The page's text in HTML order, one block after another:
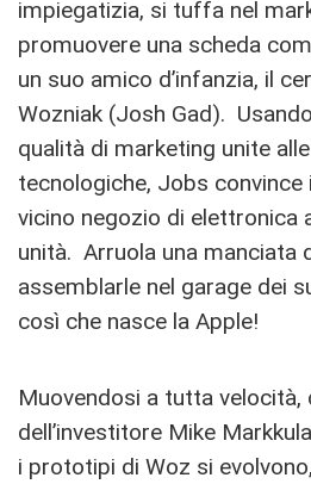
impiegatizia, si tuffa nel
promuovere una scheda
un suo amico d’infanzia, il
Wozniak (Josh Gad).
qualità di marketing unite
tecnologiche, Jobs
vicino negozio di elettronica
unità. Arruola una manciata
assemblarle nel garage dei
così che nasce la Apple!
Muovendosi a tutta velocità,
dell’investitore Mike
i prototipi di Woz si